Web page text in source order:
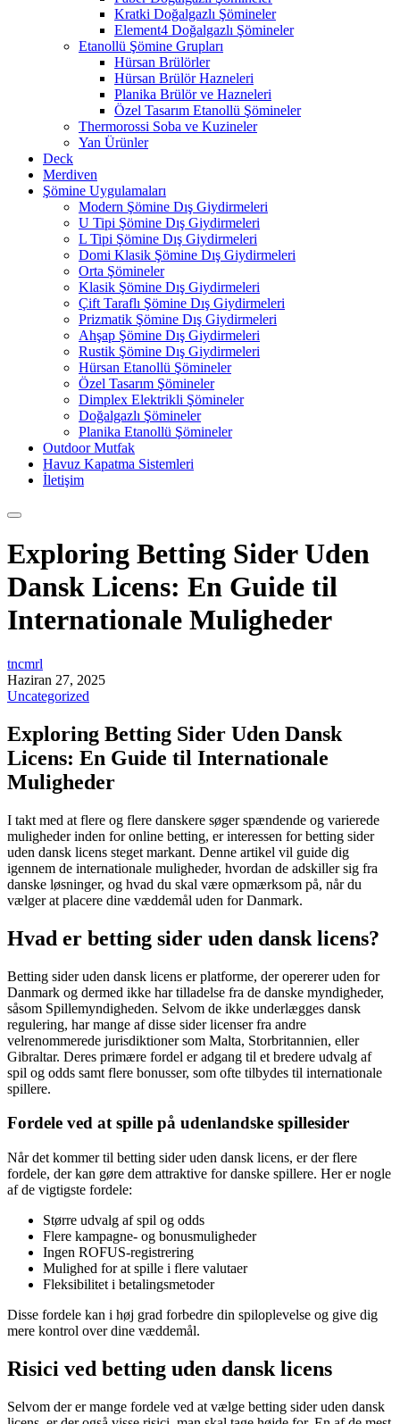
Kratki Doğalgazlı Şömineler
Element4 Doğalgazlı Şömineler
Etanollü Şömine Grupları
Hürsan Brülörler
Hürsan Brülör Hazneleri
Planika Brülör ve Hazneleri
Özel Tasarım Etanollü Şömineler
Thermorossi Soba ve Kuzineler
Yan Ürünler
Deck
Merdiven
Şömine Uygulamaları
Modern Şömine Dış Giydirmeleri
U Tipi Şömine Dış Giydirmeleri
L Tipi Şömine Dış Giydirmeleri
Domi Klasik Şömine Dış Giydirmeleri
Orta Şömineler
Klasik Şömine Dış Giydirmeleri
Çift Taraflı Şömine Dış Giydirmeleri
Prizmatik Şömine Dış Giydirmeleri
Ahşap Şömine Dış Giydirmeleri
Rustik Şömine Dış Giydirmeleri
Hürsan Etanollü Şömineler
Özel Tasarım Şömineler
Dimplex Elektrikli Şömineler
Doğalgazlı Şömineler
Planika Etanollü Şömineler
Outdoor Mutfak
Havuz Kapatma Sistemleri
İletişim
Exploring Betting Sider Uden
Dansk Licens: En Guide til
Internationale Muligheder
tncmrl
Haziran 27, 2025
Uncategorized
Exploring Betting Sider Uden Dansk
Licens: En Guide til Internationale
Muligheder
I takt med at flere og flere danskere søger spændende og varierede
muligheder inden for online betting, er interessen for betting sider
uden dansk licens steget markant. Denne artikel vil guide dig
igennem de internationale muligheder, hvordan de adskiller sig fra
danske løsninger, og hvad du skal være opmærksom på, når du
vælger at placere dine væddemål uden for Danmark.
Hvad er betting sider uden dansk licens?
Betting sider uden dansk licens er platforme, der opererer uden for
Danmark og dermed ikke har tilladelse fra de danske myndigheder,
såsom Spillemyndigheden. Selvom de ikke underlægges dansk
regulering, har mange af disse sider licenser fra andre
velrenommerede jurisdiktioner som Malta, Storbritannien, eller
Gibraltar. Deres primære fordel er adgang til et bredere udvalg af
spil og odds samt flere bonusser, som ofte tilbydes til internationale
spillere.
Fordele ved at spille på udenlandske spillesider
Når det kommer til betting sider uden dansk licens, er der flere
fordele, der kan gøre dem attraktive for danske spillere. Her er nogle
af de vigtigste fordele:
Større udvalg af spil og odds
Flere kampagne- og bonusmuligheder
Ingen ROFUS-registrering
Mulighed for at spille i flere valutaer
Fleksibilitet i betalingsmetoder
Disse fordele kan i høj grad forbedre din spiloplevelse og give dig
mere kontrol over dine væddemål.
Risici ved betting uden dansk licens
Selvom der er mange fordele ved at vælge betting sider uden dansk